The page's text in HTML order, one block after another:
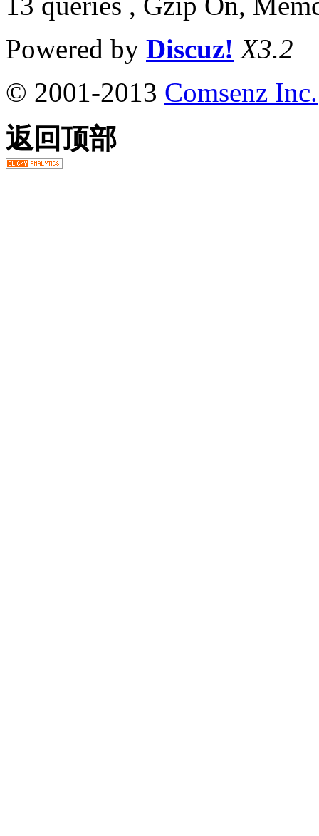
Powered by Discuz! X3.2
© 2001-2013 Comsenz Inc.
返回顶部